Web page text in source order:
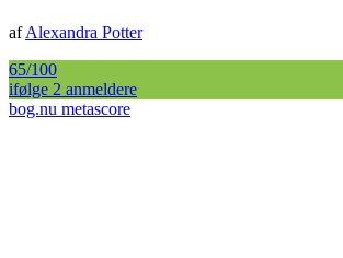
afAlexandra Potter
65/100
ifølge 2 anmeldere
bog.nu metascore